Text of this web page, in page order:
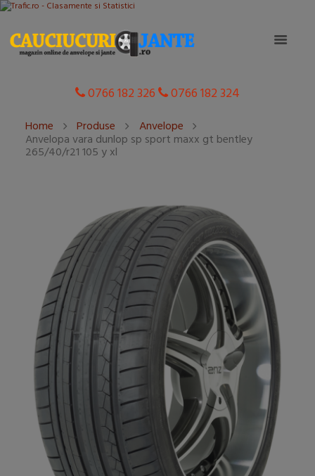
0766 182 326 0766 182 324
Home Produse Anvelope
Anvelopa vara dunlop sp sport maxx gt bentley
265/40/r21 105 y xl